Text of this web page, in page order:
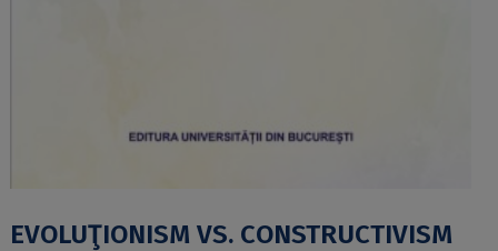
EVOLUŢIONISM VS. CONSTRUCTIVISM